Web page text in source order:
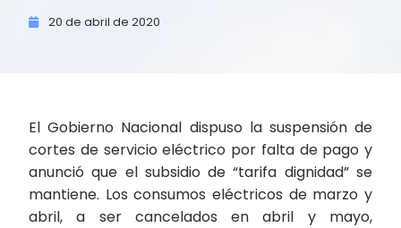
20 de abril de 2020
El Gobierno Nacional dispuso la suspensión de
cortes de servicio eléctrico por falta de pago y
anunció que el subsidio de “tarifa dignidad” se
mantiene. Los consumos eléctricos de marzo y
abril, a ser cancelados en abril y mayo,